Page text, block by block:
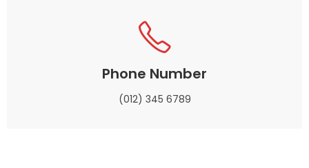
Phone Number
(012) 345 6789